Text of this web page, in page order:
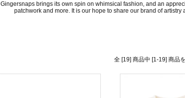
Gingersnaps brings its own spin on whimsical fashion, and an
patchwork and more. It is our hope to share our brand of
全 [19] 商品中 [1-19] 商品